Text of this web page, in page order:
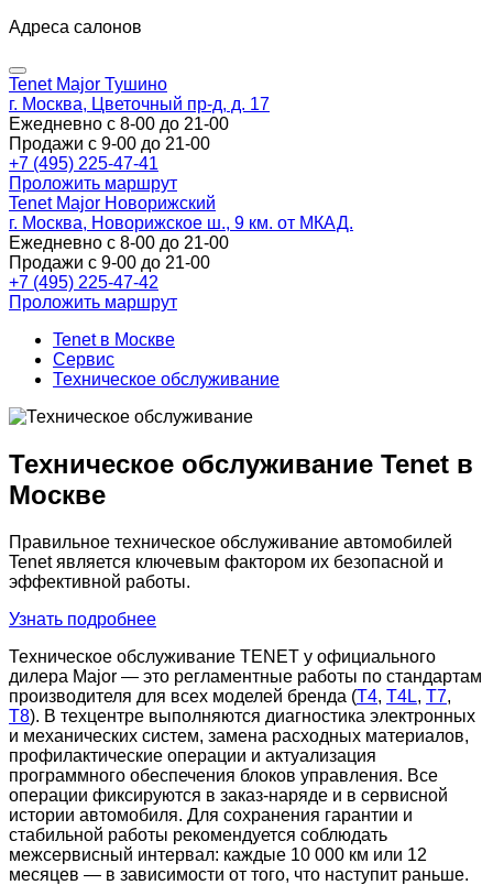
Адреса салонов
Tenet Major Тушино
г. Москва, Цветочный пр-д, д. 17
Ежедневно с 8-00 до 21-00
Продажи с 9-00 до 21-00
+7 (495) 225-47-41
Проложить маршрут
Tenet Major Новорижский
г. Москва, Новорижское ш., 9 км. от МКАД.
Ежедневно с 8-00 до 21-00
Продажи с 9-00 до 21-00
+7 (495) 225-47-42
Проложить маршрут
Tenet в Москве
Сервис
Техническое обслуживание
Техническое обслуживание Tenet в
Москве
Правильное техническое обслуживание автомобилей
Tenet является ключевым фактором их безопасной и
эффективной работы.
Узнать подробнее
Техническое обслуживание TENET у официального
дилера Major — это регламентные работы по стандартам
производителя для всех моделей бренда (T4, T4L, T7,
T8). В техцентре выполняются диагностика электронных
и механических систем, замена расходных материалов,
профилактические операции и актуализация
программного обеспечения блоков управления. Все
операции фиксируются в заказ-наряде и в сервисной
истории автомобиля. Для сохранения гарантии и
стабильной работы рекомендуется соблюдать
межсервисный интервал: каждые 10 000 км или 12
месяцев — в зависимости от того, что наступит раньше.